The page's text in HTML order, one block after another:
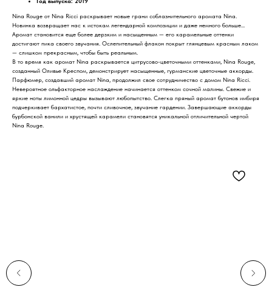
Nina Rouge от Nina Ricci раскрывает новые грани соблазнительного аромата Nina.
Новинка возвращает нас к истокам легендарной композиции и даже немного больше...
Аромат становится еще более дерзким и насыщенным — его карамельные оттенки
достигают пика своего звучания. Ослепительный флакон покрыт глянцевым красным лаком
— слишком прекрасным, чтобы быть реальным.
В то время как аромат Nina раскрывается цитрусово-цветочными оттенками, Nina Rouge,
созданный Оливье Креспом, демонстрирует насыщенные, гурманские цветочные аккорды.
Парфюмер, создавший аромат Nina, продолжил свое сотрудничество с домом Nina Ricci.
Невероятное ольфакторное наслаждение начинается оттенком сочной малины. Свежие и
яркие ноты лимонной цедры вызывают любопытство. Слегка пряный аромат бутонов имбиря
подчеркивает бархатистое, почти сливочное, звучание гардении. Завершающие аккорды
бурбонской ванили и хрустящей карамели становятся уникальной отличительной чертой
Nina Rouge.